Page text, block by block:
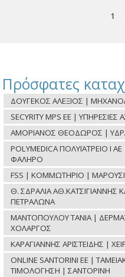
1
Πρόσφατες
ΔΟΥΓΕΚΟΣ ΑΛΕΞΙΟΣ |
SECYRITY MPS ΕΕ |
ΑΜΟΡΙΑΝΟΣ ΘΕΟΔΩΡΟΣ |
POLYMEDICA ΠΟΛΥΪΑΤΡΕΙΟ Ι
ΦΑΛΗΡΟ
FSS | ΚΟΜΜΩΤΗΡΙΟ | ΜΑΡΟΥΣΙ
Θ. ΣΔΡΑΛΙΑ ΑΘ.ΚΑΤΣΙΓΙΑΝΝΗΣ
ΠΕΤΡΑΛΩΝΑ
ΜΑΝΤΟΠΟΥΛΟΥ ΤΑΝΙΑ |
ΧΟΛΑΡΓΟΣ
ΚΑΡΑΓΙΑΝΝΗΣ ΑΡΙΣΤΕΙΔΗΣ |
ONLINE SANTORINI ΕΕ |
ΤΙΜΟΛΟΓΗΣΗ | ΣΑΝΤΟΡΙΝΗ